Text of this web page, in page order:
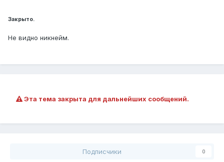
Закрыто.
Не видно никнейм.
Эта тема закрыта для дальнейших сообщений.
Подписчики 0